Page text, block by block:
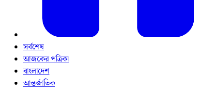
সর্বশেষ
আজকের পত্রিকা
বাংলাদেশ
আন্তর্জাতিক